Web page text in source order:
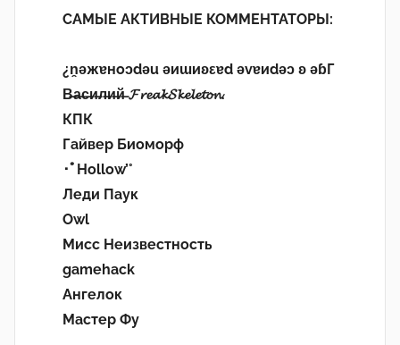
САМЫЕ АКТИВНЫЕ КОММЕНТАТОРЫ:
¿n̯ǝжɐноɔdǝu ǝиɯиʚεɐd ǝvɐиdǝɔ ʚ ǝɓГ
В̶а̶с̶и̶л̶и̶й̶ 𝓕𝓻𝓮𝓪𝓴𝓢𝓴𝓮𝓵𝓮𝓽𝓸𝓷.
КПК
Гайвер Биоморф
･ﾟHollow’°
Леди Паук
Owl
Мисс Неизвестность
gamehack
Ангелок
Мастер Фу